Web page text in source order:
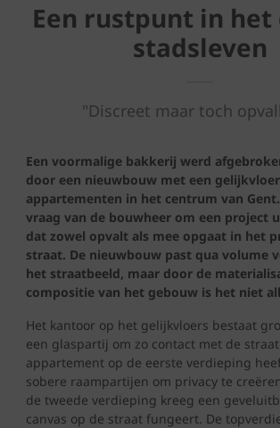
Een rustpunt in
stadsleven
"Discreet maar toch
Een voormalige bakkerij werd
door een nieuwbouw met een
appartementen in het centrum van
vraag van de bouwheer om een project
dat zowel opvalt als mee opgaat in het
straat. De nieuwbouw past qua volume
het straatbeeld, maar door de
compositie van het gebouw is het niet
Het kantoor op het gelijkvloers bestaat
een glaspartij om zo contact met de
appartement op de eerste verdieping
sobere raampartijen om privacy te
de tweede verdieping kreeg een
canvas op de straat fungeert. De